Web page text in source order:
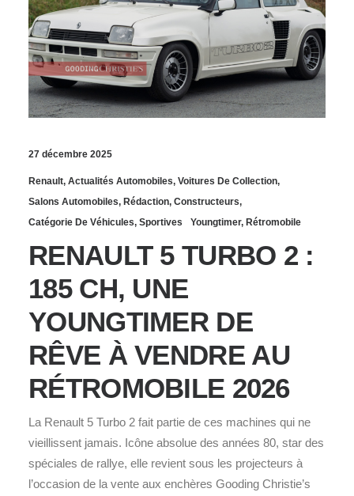
27 décembre 2025
Renault, Actualités Automobiles, Voitures De Collection,
Salons Automobiles, Rédaction, Constructeurs,
Catégorie De Véhicules, Sportives Youngtimer, Rétromobile
RENAULT 5 TURBO 2 :
185 CH, UNE
YOUNGTIMER DE
RÊVE À VENDRE AU
RÉTROMOBILE 2026
La Renault 5 Turbo 2 fait partie de ces machines qui ne
vieillissent jamais. Icône absolue des années 80, star des
spéciales de rallye, elle revient sous les projecteurs à
l’occasion de la vente aux enchères Gooding Christie’s